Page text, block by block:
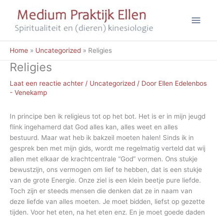
Home Uncategorized Religies
Religies
Laat een reactie achter / Uncategorized / Door Ellen Edelenbos
- Venekamp
In principe ben ik religieus tot op het bot. Het is er in mijn jeugd
flink ingehamerd dat God alles kan, alles weet en alles
bestuurd. Maar wat heb ik bakzeil moeten halen! Sinds ik in
gesprek ben met mijn gids, wordt me regelmatig verteld dat wij
allen met elkaar de krachtcentrale “God” vormen. Ons stukje
bewustzijn, ons vermogen om lief te hebben, dat is een stukje
van de grote Energie. Onze ziel is een klein beetje pure liefde.
Toch zijn er steeds mensen die denken dat ze in naam van
deze liefde van alles moeten. Je moet bidden, liefst op gezette
tijden. Voor het eten, na het eten enz. En je moet goede daden